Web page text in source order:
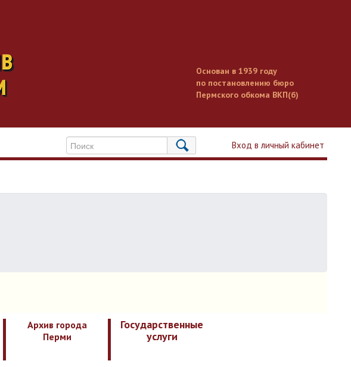
Основан в 1939 году
по постановлению бюро
Пермского обкома ВКП(б)
Вход в личный кабинет
Архив города
Перми
Государственные
услуги